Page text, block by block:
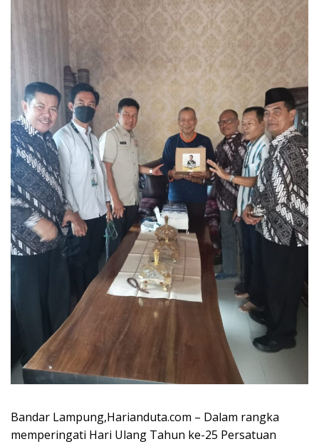
Bandar Lampung,Harianduta.com – Dalam rangka
memperingati Hari Ulang Tahun ke-25 Persatuan